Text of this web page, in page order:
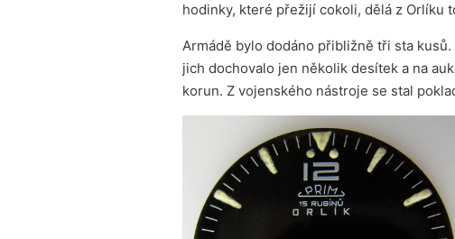
hodinky, které přežijí cokoli, dělá z Orlíku
Armádě bylo dodáno přibližně tři sta
jich dochovalo jen několik desítek a na
korun. Z vojenského nástroje se stal